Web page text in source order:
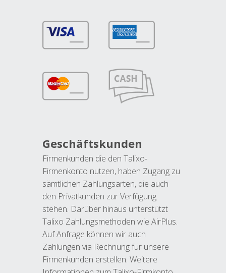
Geschäftskunden
Firmenkunden die den Talixo-
Firmenkonto nutzen, haben Zugang zu
sämtlichen Zahlungsarten, die auch
den Privatkunden zur Verfügung
stehen. Darüber hinaus unterstützt
Talixo Zahlungsmethoden wie AirPlus.
Auf Anfrage können wir auch
Zahlungen via Rechnung für unsere
Firmenkunden erstellen. Weitere